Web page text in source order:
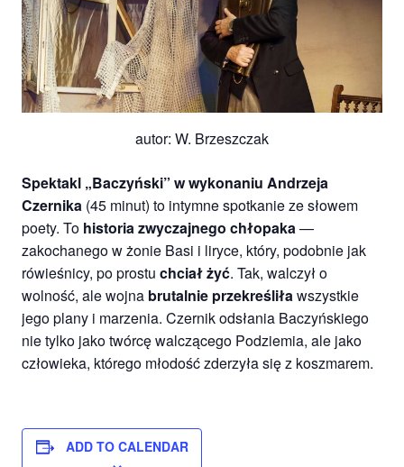
autor: W. Brzeszczak
Spektakl „Baczyński” w wykonaniu Andrzeja
Czernika (45 minut) to intymne spotkanie ze słowem
poety. To historia zwyczajnego chłopaka—
zakochanego w żonie Basi i liryce, który, podobnie jak
rówieśnicy, po prostu chciał żyć. Tak, walczył o
wolność, ale wojna brutalnie przekreśliławszystkie
jego plany i marzenia. Czernik odsłania Baczyńskiego
nie tylko jako twórcę walczącego Podziemia, ale jako
człowieka, którego młodość zderzyła się z koszmarem.
ADD TO CALENDAR